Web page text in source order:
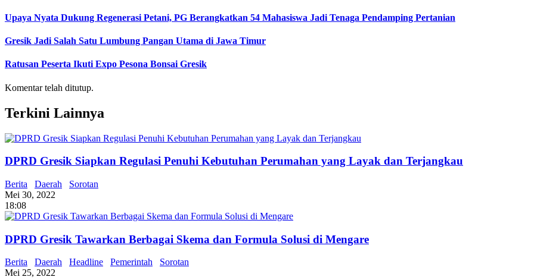
Upaya Nyata Dukung Regenerasi Petani, PG Berangkatkan 54 Mahasiswa Jadi Tenaga Pendamping Pertanian
Gresik Jadi Salah Satu Lumbung Pangan Utama di Jawa Timur
Ratusan Peserta Ikuti Expo Pesona Bonsai Gresik
Komentar telah ditutup.
Terkini Lainnya
DPRD Gresik Siapkan Regulasi Penuhi Kebutuhan Perumahan yang Layak dan Terjangkau
Berita Daerah
Sorotan
Mei 30, 2022
18:08
DPRD Gresik Tawarkan Berbagai Skema dan Formula Solusi di Mengare
Berita Daerah Headline Pemerintah
Sorotan
Mei 25, 2022